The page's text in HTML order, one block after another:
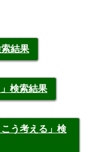
結果
検索結果
う考える」検